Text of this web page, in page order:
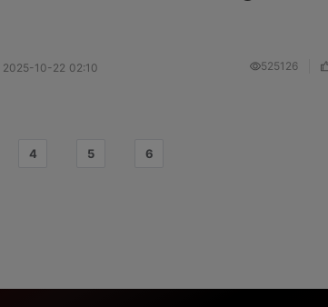
2025-10-22 02:10 525126
4 5 6